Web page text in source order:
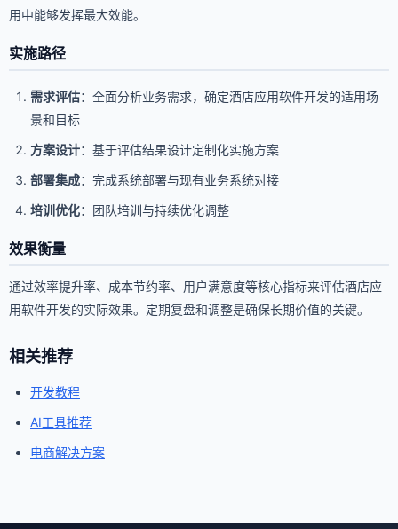
用中能够发挥最大效能。
实施路径
需求评估：全面分析业务需求，确定酒店应用软件开发的适用场
景和目标
方案设计：基于评估结果设计定制化实施方案
部署集成：完成系统部署与现有业务系统对接
培训优化：团队培训与持续优化调整
效果衡量
通过效率提升率、成本节约率、用户满意度等核心指标来评估酒店应
用软件开发的实际效果。定期复盘和调整是确保长期价值的关键。
相关推荐
开发教程
AI工具推荐
电商解决方案